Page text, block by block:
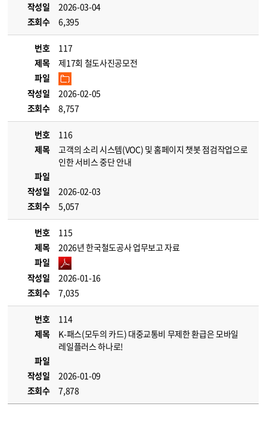
작성일
2026-03-04
조회수
6,395
번호
117
제목
제17회 철도사진공모전
파일
작성일
2026-02-05
조회수
8,757
번호
116
제목
고객의 소리 시스템(VOC) 및 홈페이지 챗봇 점검작업으로
인한 서비스 중단 안내
파일
작성일
2026-02-03
조회수
5,057
번호
115
제목
2026년 한국철도공사 업무보고 자료
파일
작성일
2026-01-16
조회수
7,035
번호
114
제목
K-패스(모두의 카드) 대중교통비 무제한 환급은 모바일
레일플러스 하나로!
파일
작성일
2026-01-09
조회수
7,878